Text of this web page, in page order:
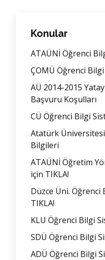
Konular
ATAÜNİ Öğrenci
ÇOMÜ Öğrenci
AÜ 2014-2015
Başvuru Koşulları
CÜ Öğrenci Bilgi
Atatürk
Bilgileri
ATAÜNİ Öğretim
için TIKLA!
Düzce Üni. Öğrenci
TIKLA!
KLU Öğrenci Bilgi
SDÜ Öğrenci Bilgi
ADÜ Öğrenci Bilgi